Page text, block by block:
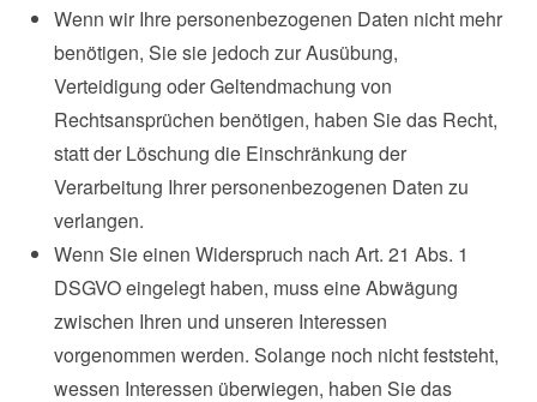
Wenn wir Ihre personenbezogenen Daten nicht mehr
benötigen, Sie sie jedoch zur Ausübung,
Verteidigung oder Geltendmachung von
Rechtsansprüchen benötigen, haben Sie das Recht,
statt der Löschung die Einschränkung der
Verarbeitung Ihrer personenbezogenen Daten zu
verlangen.
Wenn Sie einen Widerspruch nach Art. 21 Abs. 1
DSGVO eingelegt haben, muss eine Abwägung
zwischen Ihren und unseren Interessen
vorgenommen werden. Solange noch nicht feststeht,
wessen Interessen überwiegen, haben Sie das